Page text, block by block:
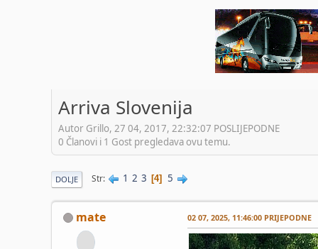
Arriva Slovenija
Autor Grillo, 27 04, 2017, 22:32:07 POSLIJEPODNE
0 Članovi i 1 Gost pregledava ovu temu.
DOLJE Str 1 2 3 4 5
mate 02 07, 2025, 11:46:00 PRIJEPODNE